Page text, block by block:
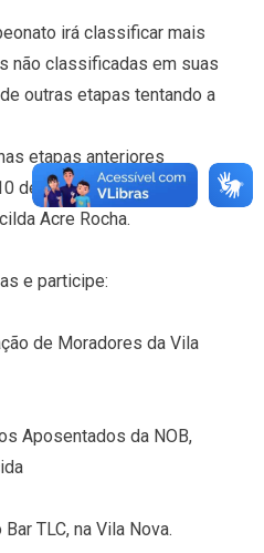
irá classificar mais
não classificadas em suas
outras etapas tentando a
etapas anteriores
de junho, no Ginásio
Acre Rocha.
e participe:
de Moradores da Vila
Aposentados da NOB,
TLC, na Vila Nova.